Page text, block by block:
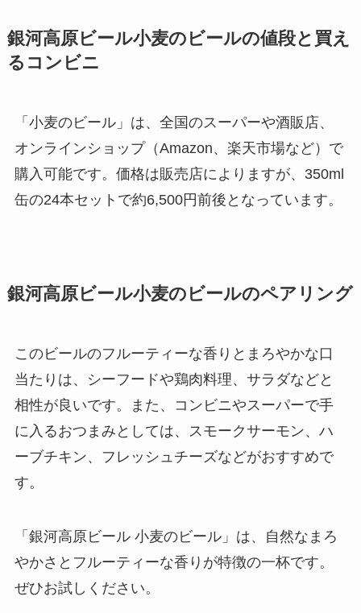
銀河高原ビール小麦のビールの値段と買え
るコンビニ
「小麦のビール」は、全国のスーパーや酒販店、
オンラインショップ（Amazon、楽天市場など）で
購入可能です。価格は販売店によりますが、350ml
缶の24本セットで約6,500円前後となっています。
銀河高原ビール小麦のビールのペアリング
このビールのフルーティーな香りとまろやかな口
当たりは、シーフードや鶏肉料理、サラダなどと
相性が良いです。また、コンビニやスーパーで手
に入るおつまみとしては、スモークサーモン、ハ
ーブチキン、フレッシュチーズなどがおすすめで
す。
「銀河高原ビール 小麦のビール」は、自然なまろ
やかさとフルーティーな香りが特徴の一杯です。
ぜひお試しください。